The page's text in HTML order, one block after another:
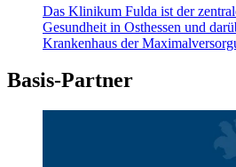
Das Klinikum Fulda ist der
Gesundheit in Osthessen und
Krankenhaus der
Basis-Partner